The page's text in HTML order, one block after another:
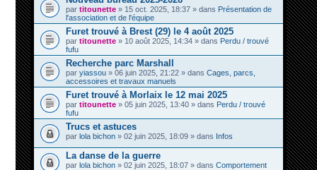
par titounette» 15 oct. 2025, 18:37 » dans Présentation de
l'association et de l'équipe
Furet trouvé à Brest (29) le 4 août 2025
par titounette» 10 août 2025, 14:34 » dans Perdu / trouvé
fufu
Recherche parc Marshall
par yiassou» 06 juin 2025, 21:22 » dans Cages, parcs,
accessoires et travaux manuels
Furet trouvé à Morlaix le 12 mai 2025
par titounette» 05 juin 2025, 13:40 » dans Perdu / trouvé
fufu
Trucs et astuces
par lola bichon» 02 juin 2025, 18:09 » dans Infos
La danse de la guerre
par lola bichon» 02 juin 2025, 18:07 » dans Comportement